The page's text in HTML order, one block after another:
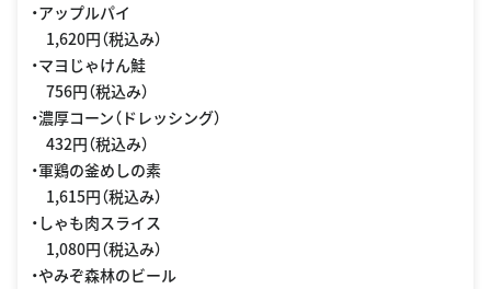
・アップルパイ
1,620円（税込み）
・マヨじゃけん鮭
756円（税込み）
・濃厚コーン（ドレッシング）
432円（税込み）
・軍鶏の釜めしの素
1,615円（税込み）
・しゃも肉スライス
1,080円（税込み）
・やみぞ森林のビール